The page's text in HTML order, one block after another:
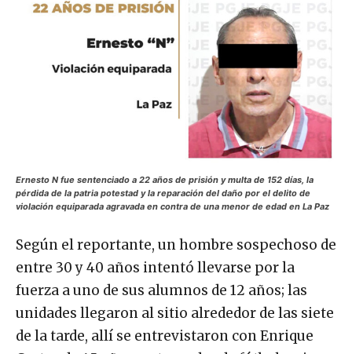
Ernesto N fue sentenciado a 22 años de prisión y multa de 152 días, la
pérdida de la patria potestad y la reparación del daño por el delito de
violación equiparada agravada en contra de una menor de edad en La Paz
Según el reportante, un hombre sospechoso de
entre 30 y 40 años intentó llevarse por la
fuerza a uno de sus alumnos de 12 años; las
unidades llegaron al sitio alrededor de las siete
de la tarde, allí se entrevistaron con Enrique